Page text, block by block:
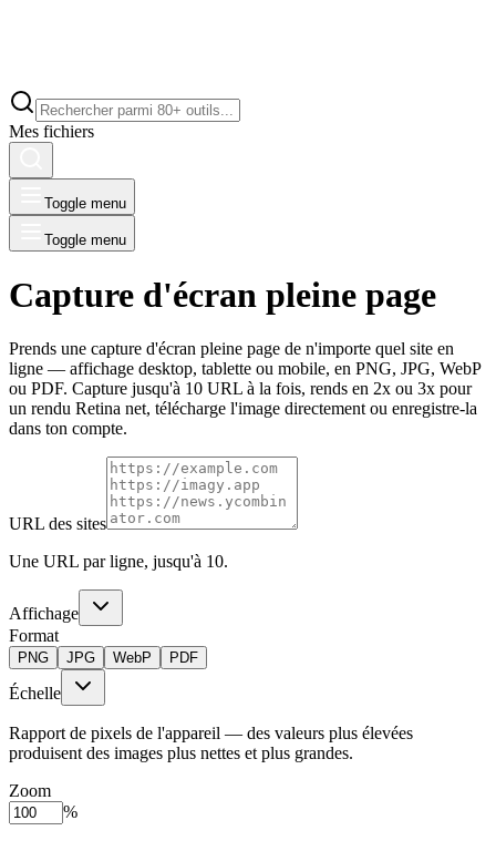
Mes fichiers
Toggle menu
Toggle menu
Capture d'écran pleine page
Prends une capture d'écran pleine page de n'importe quel site en
ligne — affichage desktop, tablette ou mobile, en PNG, JPG, WebP
ou PDF. Capture jusqu'à 10 URL à la fois, rends en 2x ou 3x pour
un rendu Retina net, télécharge l'image directement ou enregistre-la
dans ton compte.
URL des sites
Une URL par ligne, jusqu'à 10.
Affichage
Format
PNG JPG WebP PDF
Échelle
Rapport de pixels de l'appareil — des valeurs plus élevées
produisent des images plus nettes et plus grandes.
Zoom
%